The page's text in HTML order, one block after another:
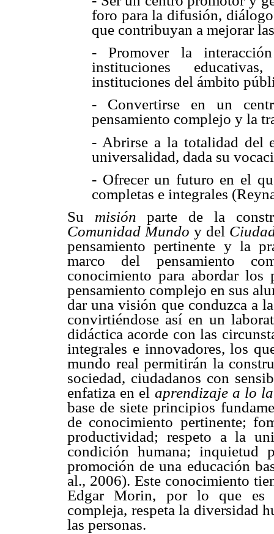
foro para la difusión, diálogo
que contribuyan a mejorar
- Promover la
instituciones
instituciones del ámbito
- Convertirse en un
pensamiento complejo y la
- Abrirse a la totalidad del
universalidad, dada su
- Ofrecer un futuro en el
completas e integrales
Su misiónparte de la
Comunidad Mundo y del
pensamiento pertinente y la
marco del pensamiento
conocimiento para abordar
pensamiento complejo en sus
dar una visión que conduzca a
convirtiéndose así en un
didáctica acorde con las
integrales e innovadores, los
mundo real permitirán la
sociedad, ciudadanos con
enfatiza en el aprendizaje a lo
base de siete principios
de conocimiento pertinente;
productividad; respeto a la
condición humana; inquietud
promoción de una educación
al., 2006). Este conocimiento
Edgar Morin, por lo que es
compleja, respeta la diversidad
las personas.